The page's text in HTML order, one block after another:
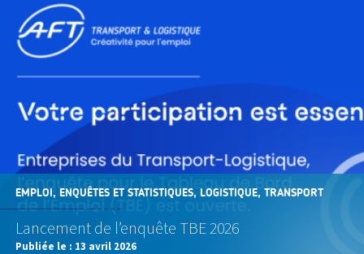
EMPLOI, ENQUÊTES ET STATISTIQUES, LOGISTIQUE, TRANSPORT
Lancement de l’enquête TBE 2026
Publiée le : 13 avril 2026